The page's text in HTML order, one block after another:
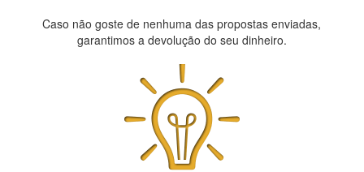
Caso não goste de nenhuma das propostas enviadas,
garantimos a devolução do seu dinheiro.